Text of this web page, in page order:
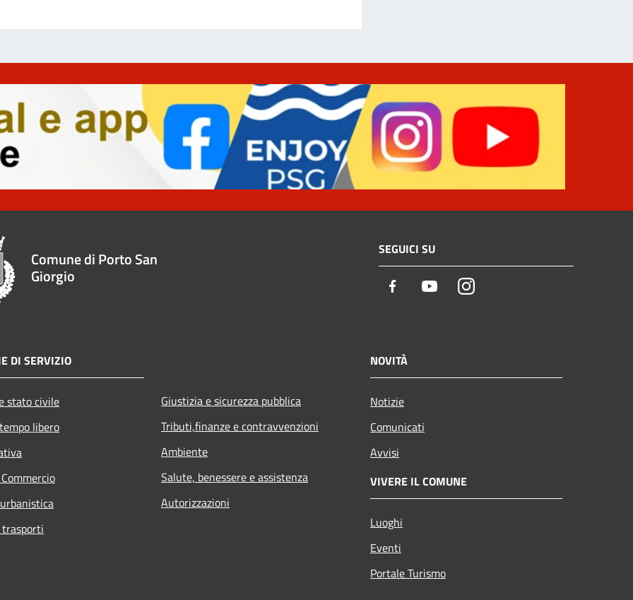
Comune di Porto San
Giorgio
SEGUICI SU
Facebook YoutubeInstagram
DI SERVIZIO
stato civile
libero
Giustizia e sicurezza pubblica
Tributi,finanze e contravvenzioni
Ambiente
Salute, benessere e assistenza
Autorizzazioni
NOVITÀ
Notizie
Comunicati
Avvisi
VIVERE IL COMUNE
Luoghi
Eventi
Portale Turismo